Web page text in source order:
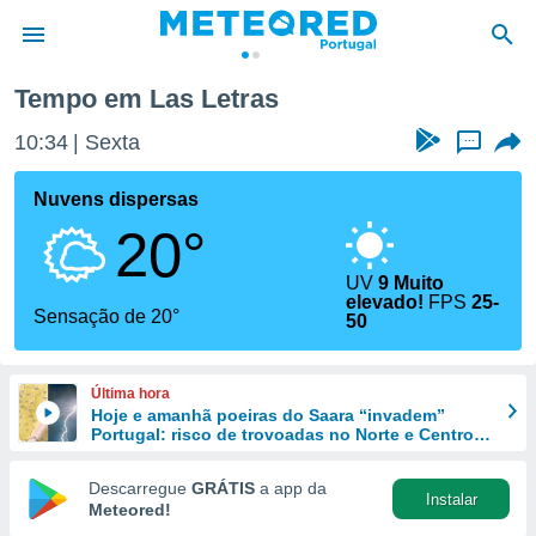
da
foi
fornecidas
a este
das
e
forma
digital
Tempo em Las Letras
10:34 Sexta ...
Nuvens dispersas
20°
Sensação de 20°
UV9 Muito
elevado! FPS25-
50
Última hora
Hoje e amanhã poeiras do Saara “invadem”
Portugal: risco de trovoadas no Norte e Centro
Descarregue GRÁTIS a app da
Meteored!
Instalar